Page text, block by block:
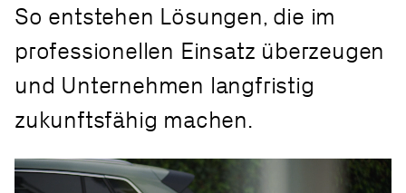
So entstehen Lösungen, die im
professionellen Einsatz überzeugen
und Unternehmen langfristig
zukunftsfähig machen.